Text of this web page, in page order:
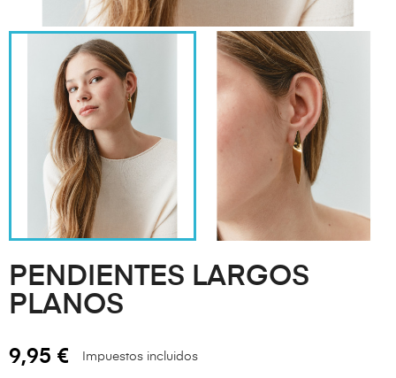
PENDIENTES LARGOS
PLANOS
9,95 € Impuestos incluidos